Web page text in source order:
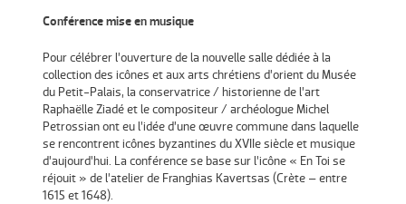
Conférence mise en musique
Pour célébrer l’ouverture de la nouvelle salle dédiée à la
collection des icônes et aux arts chrétiens d’orient du Musée
du Petit-Palais, la conservatrice / historienne de l’art
Raphaëlle Ziadé et le compositeur / archéologue Michel
Petrossian ont eu l’idée d’une œuvre commune dans laquelle
se rencontrent icônes byzantines du XVIIe siècle et musique
d’aujourd’hui. La conférence se base sur l’icône « En Toi se
réjouit » de l’atelier de Franghias Kavertsas (Crète – entre
1615 et 1648).